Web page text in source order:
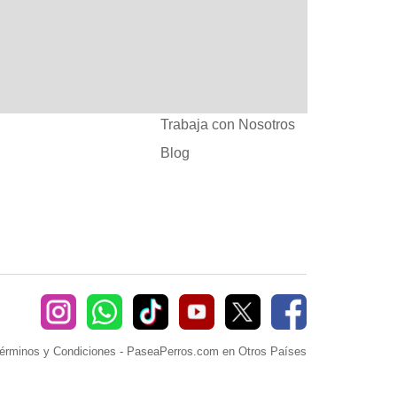
Trabaja con Nosotros
Blog
y Condiciones - PaseaPerros.com en Otros Países